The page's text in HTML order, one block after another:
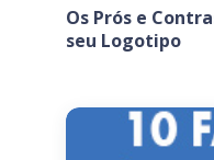
Os Prós e
seu Logotipo